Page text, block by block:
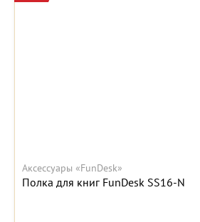
Аксессуары «FunDesk»
Полка для книг FunDesk SS16-N